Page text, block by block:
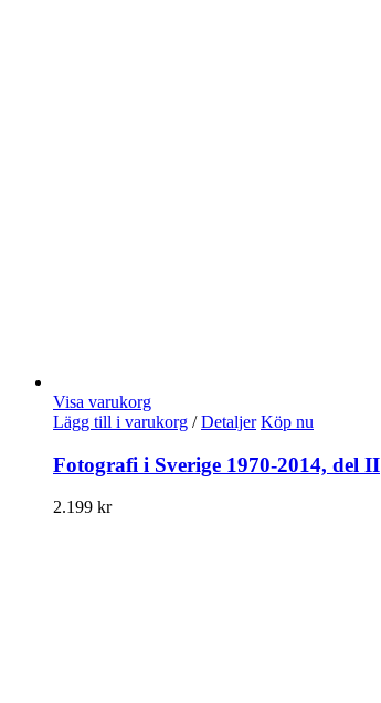
Visa varukorg
Lägg till i varukorg / Detaljer Köp nu
Fotografi i Sverige 1970-2014, del II
2.199 kr